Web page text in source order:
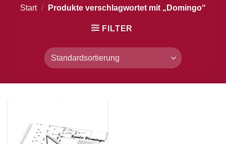
Start / Produkte verschlagwortet mit „Domingo“
FILTER